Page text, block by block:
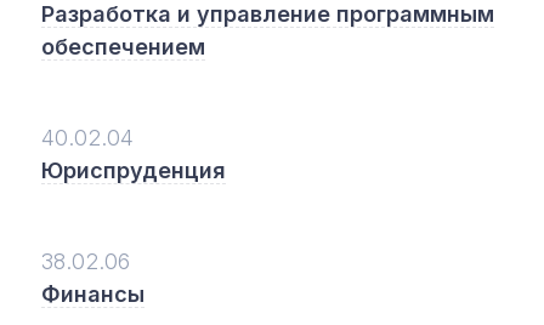
Разработка и управление программным
обеспечением
40.02.04
Юриспруденция
38.02.06
Финансы